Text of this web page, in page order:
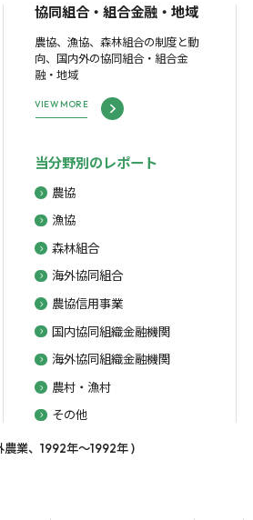
協同組合・組合金融・地域
農協、漁協、森林組合の制度と動
向、国内外の協同組合・組合金
融・地域
VIEW MORE
当分野別のレポート
農協
漁協
森林組合
海外協同組合
農協信用事業
国内協同組織金融機関
海外協同組織金融機関
農村・漁村
その他
業、1992年～1992年 )